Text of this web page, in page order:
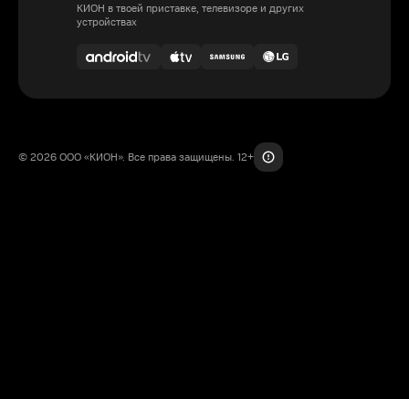
КИОН в твоей приставке, телевизоре и других
устройствах
© 2026 ООО «КИОН». Все права защищены. 12+